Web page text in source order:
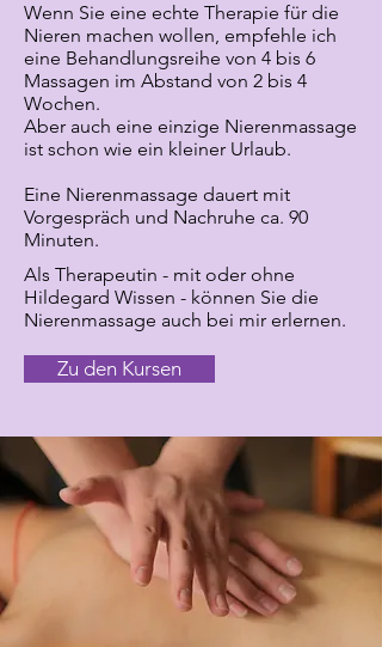
Wenn Sie eine echte Therapie für die
Nieren machen wollen, empfehle ich
eine Behandlungsreihe von 4 bis 6
Massagen im Abstand von 2 bis 4
Wochen.
Aber auch eine einzige Nierenmassage
ist schon wie ein kleiner Urlaub.
Eine Nierenmassage dauert mit
Vorgespräch und Nachruhe ca. 90
Minuten.
Als Therapeutin - mit oder ohne
Hildegard Wissen - können Sie die
Nierenmassage auch bei mir erlernen.
Zu den Kursen